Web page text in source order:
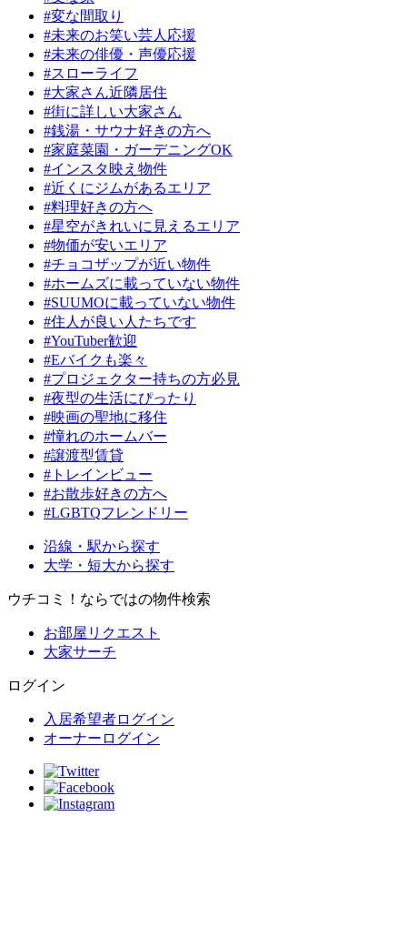
#変な間取り
#未来のお笑い芸人応援
#未来の俳優・声優応援
#スローライフ
#大家さん近隣居住
#街に詳しい大家さん
#銭湯・サウナ好きの方へ
#家庭菜園・ガーデニングOK
#インスタ映え物件
#近くにジムがあるエリア
#料理好きの方へ
#星空がきれいに見えるエリア
#物価が安いエリア
#チョコザップが近い物件
#ホームズに載っていない物件
#SUUMOに載っていない物件
#住人が良い人たちです
#YouTuber歓迎
#Eバイクも楽々
#プロジェクター持ちの方必見
#夜型の生活にぴったり
#映画の聖地に移住
#憧れのホームバー
#譲渡型賃貸
#トレインビュー
#お散歩好きの方へ
#LGBTQフレンドリー
沿線・駅から探す
大学・短大から探す
ウチコミ！ならではの物件検索
お部屋リクエスト
大家サーチ
ログイン
入居希望者ログイン
オーナーログイン